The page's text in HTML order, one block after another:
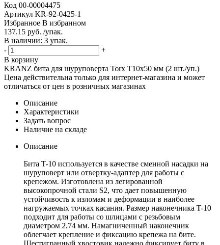
Код 00-00004475
Артикул KR-92-0425-1
Избранное В избранном
137.15 руб. /упак.
В наличии: 3 упак.
-
+
В корзину
KRANZ бита для шуруповерта Torx T10х50 мм (2 шт./уп.)
Цена действительна только для интернет-магазина и может
отличаться от цен в розничных магазинах
Описание
Характеристики
Задать вопрос
Наличие на складе
Описание
Бита T-10 используется в качестве сменной насадки на
шуруповерт или отвертку-адаптер для работы с
крепежом. Изготовлена из легированной
высокопрочной стали S2, что дает повышенную
устойчивость к изломам и деформации в наиболее
нагружаемых точках касания. Размер наконечника T-10
подходит для работы со шлицами с резьбовым
диаметром 2,74 мм. Намагниченный наконечник
облегчает крепление и фиксацию крепежа на бите.
Шестигранный хвостовик надежно фиксирует биту в